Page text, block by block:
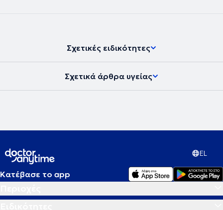
Σχετικές ειδικότητες
Σχετικά άρθρα υγείας
EL
Κατέβασε το app